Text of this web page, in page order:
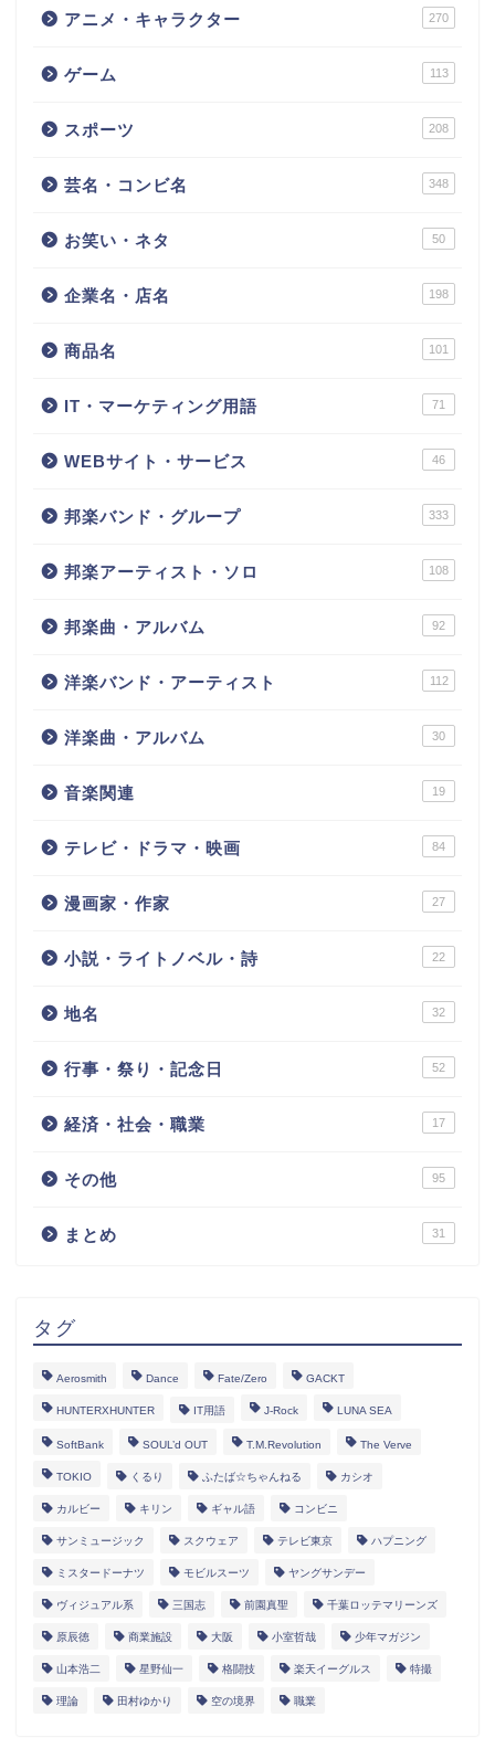
アニメ・キャラクター 270
ゲーム 113
スポーツ 208
芸名・コンビ名 348
お笑い・ネタ 50
企業名・店名 198
商品名 101
IT・マーケティング用語 71
WEBサイト・サービス 46
邦楽バンド・グループ 333
邦楽アーティスト・ソロ 108
邦楽曲・アルバム 92
洋楽バンド・アーティスト 112
洋楽曲・アルバム 30
音楽関連 19
テレビ・ドラマ・映画 84
漫画家・作家 27
小説・ライトノベル・詩 22
地名 32
行事・祭り・記念日 52
経済・社会・職業 17
その他 95
まとめ 31
タグ
Aerosmith Dance Fate/Zero GACKT
HUNTERXHUNTER IT用語 J-Rock LUNA SEA
SoftBank SOUL’d OUT T.M.Revolution The Verve
TOKIO くるり ふたば☆ちゃんねる カシオ
カルビー キリン ギャル語 コンビニ
サンミュージック スクウェア テレビ東京 ハプニング
ミスタードーナツ モビルスーツ ヤングサンデー
ヴィジュアル系 三国志 前園真聖 千葉ロッテマリーンズ
原辰徳 商業施設 大阪 小室哲哉 少年マガジン
山本浩二 星野仙一 格闘技 楽天イーグルス 特撮
理論 田村ゆかり 空の境界 職業